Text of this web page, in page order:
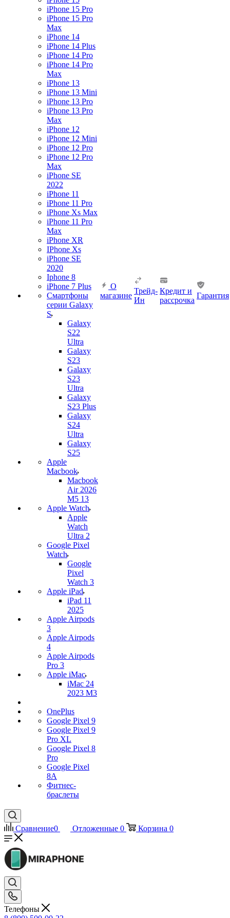
iPhone 15 Pro
iPhone 15 Pro
Max
iPhone 14
iPhone 14 Plus
iPhone 14 Pro
iPhone 14 Pro
Max
iPhone 13
iPhone 13 Mini
iPhone 13 Pro
iPhone 13 Pro
Max
iPhone 12
iPhone 12 Mini
iPhone 12 Pro
iPhone 12 Pro
Max
iPhone SE
2022
iPhone 11
iPhone 11 Pro
iPhone Xs Max
iPhone 11 Pro
Max
iPhone XR
IPhone Xs
iPhone SE
2020
Iphone 8
iPhone 7 Plus
Смартфоны
серии Galaxy
S
Galaxy
S22
Ultra
Galaxy
S23
Galaxy
S23
Ultra
Galaxy
S23 Plus
Galaxy
S24
Ultra
Galaxy
S25
Apple
Macbook
Macbook
Air 2026
M5 13
Apple Watch
Apple
Watch
Ultra 2
Google Pixel
Watch
Google
Pixel
Watch 3
Apple iPad
iPad 11
2025
Apple Airpods
3
Apple Airpods
4
Apple Airpods
Pro 3
Apple iMac
iMac 24
2023 M3
OnePlus
Google Pixel 9
Google Pixel 9
Pro XL
Google Pixel 8
Pro
Google Pixel
8A
Фитнес-
браслеты
О
магазине
Трейд-
Ин
Кредит и
рассрочка
Гарантия
Сравнение0 Отложенные 0 Корзина 0
Телефоны